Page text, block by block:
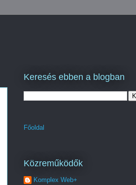
Keresés ebben a blogban
Főoldal
Közreműködők
Komplex Web+